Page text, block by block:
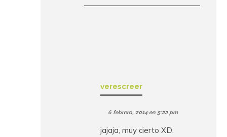
verescreer
6 febrero, 2014 en 5:22 pm
jajaja, muy cierto XD.